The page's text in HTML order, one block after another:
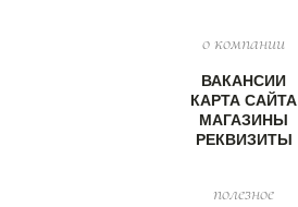
о компании
ВАКАНСИИ
КАРТА САЙТА
МАГАЗИНЫ
РЕКВИЗИТЫ
полезное